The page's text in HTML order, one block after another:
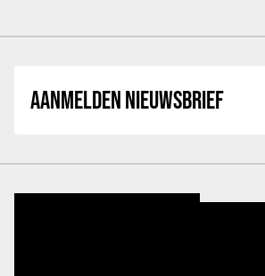
AANMELDEN NIEUWSBRIEF